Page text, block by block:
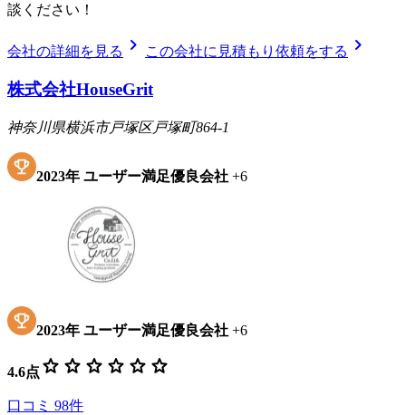
談ください！
会社の詳細を見る chevron_right この会社に見積もり依頼をする chevron_right
株式会社HouseGrit
神奈川県横浜市戸塚区戸塚町864-1
2023年 ユーザー満足優良会社 +6
2023年 ユーザー満足優良会社 +6
4.6点 star star star star star star
口コミ 98件